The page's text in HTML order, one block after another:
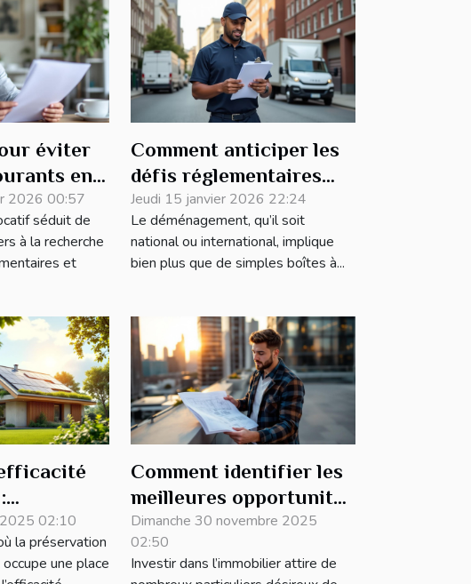
éviter
en
locatif
2026 00:57
séduit de
à la recherche
et
Comment anticiper les
défis réglementaires
dans le déménagement ?
Jeudi 15 janvier 2026 22:24
Le déménagement, qu’il soit
national ou international, implique
bien plus que de simples boîtes à...
02:10
la préservation
une place
Comment identifier les
meilleures opportunités
d'investissement
immobilier ?
Dimanche 30 novembre 2025
02:50
Investir dans l’immobilier attire de